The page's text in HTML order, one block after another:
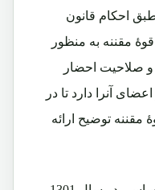
احکام قانون
مقننه به منظور
و صلاحیت احضار
آنرا دارد تا در
توضیح ارائه